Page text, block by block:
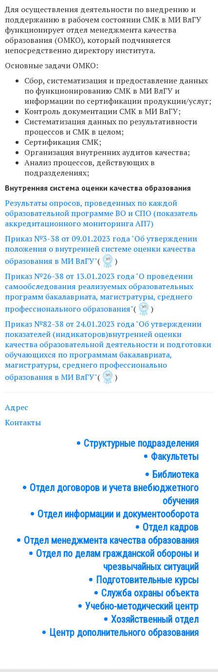
Для осуществления деятельности по внедрению и
поддержанию в рабочем состоянии СМК в МИ ВлГУ
функционирует отдел менеджмента качества
образования (ОМКО), который подчиняется
непосредственно директору института.
Основные задачи ОМКО:
Сбор, систематизация и предоставление данных
по функционированию СМК в МИ ВлГУ и
информации по сертификации продукции/услуг;
Контроль документации СМК в МИ ВлГУ;
Систематизация данных по результативности
процессов и СМК в целом;
Сертификация СМК;
Организация внутренних аудитов качества;
Анализ процессов, действующих в
подразделениях;
Внутренняя система оценки качества образования
Результаты опросов, проведенных по каждой
образовательной программе ВО и СПО (показатель
аккредитационного мониторинга АП7)
Приказ №3-38 от 09.01.2023 года "Об утверждении
положения о внутренней системе оценки качества
образования в МИ ВлГУ"(
)
Приказ №26-38 от 13.01.2023 года "О проведении
самообследования реализуемых образовательных
программ бакалавриата, магистратуры, среднего
профессионального образования"(
)
Приказ №82-38 от 24.01.2023 года "Об утверждении
показателей (индикаторов)внутренней оценки
качества образовательной деятельности и подготовки
обучающихся по программам бакалавриата,
магистратуры, среднего профессионально
образования в МИ ВлГУ"( )
Адрес
Контакты
Структурные подразделения
Факультеты
Библиотека
Отдел договоров и учета внебюджетного
обучения
Отдел информации и документооборота
Отдел кадров
Отдел менеджмента качества образования
Отдел по делам гражданской обороны и
чрезвычайных ситуаций
Подготовительные курсы
Служба охраны объекта
Учебно-методический центр
Хозяйственный отдел
Центр дополнительного образования